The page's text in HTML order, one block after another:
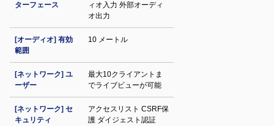
ターフェース
ィオ入力 外部オーディ
オ出力
[オーディオ] 有効
範囲
10 メートル
[ネットワーク] ユ
ーザー
最大10クライアントま
でライブビューが可能
[ネットワーク] セ
キュリティ
アクセスリスト CSRF保
護 ダイジェスト認証